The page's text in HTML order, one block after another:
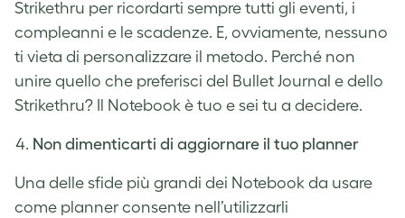
Strikethru per ricordarti sempre tutti gli eventi, i
compleanni e le scadenze. E, ovviamente, nessuno
ti vieta di personalizzare il metodo. Perché non
unire quello che preferisci del Bullet Journal e dello
Strikethru? Il Notebook è tuo e sei tu a decidere.
Non dimenticarti di aggiornare il tuo planner
Una delle sfide più grandi dei Notebook da usare
come planner consente nell’utilizzarli